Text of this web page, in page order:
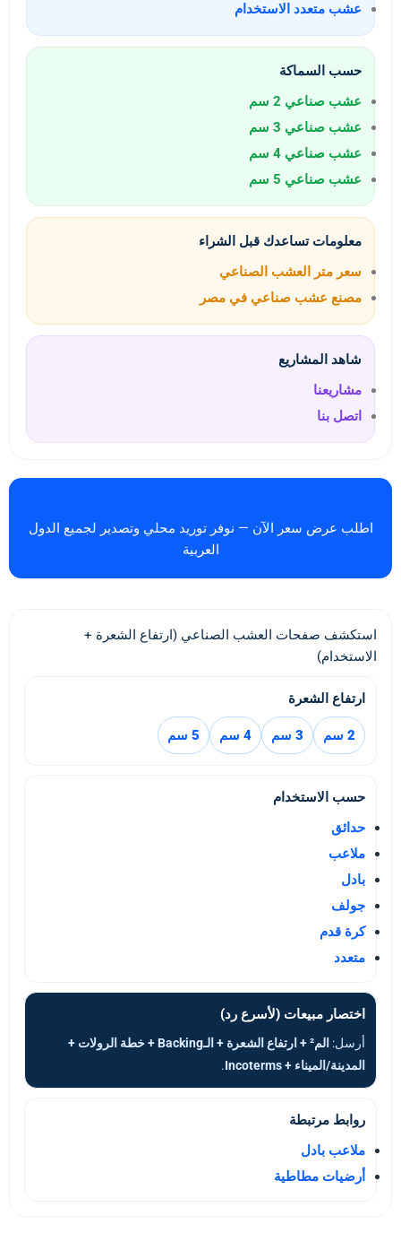
عشب متعدد الاستخدام
حسب السماكة
عشب صناعي 2 سم
عشب صناعي 3 سم
عشب صناعي 4 سم
عشب صناعي 5 سم
معلومات تساعدك قبل الشراء
سعر متر العشب الصناعي
مصنع عشب صناعي في مصر
شاهد المشاريع
مشاريعنا
اتصل بنا
اطلب عرض سعر الآن — نوفر توريد محلي وتصدير لجميع الدول
العربية
استكشف صفحات العشب الصناعي (ارتفاع الشعرة +
الاستخدام)
ارتفاع الشعرة
2 سم 3 سم 4 سم 5 سم
حسب الاستخدام
حدائق
ملاعب
بادل
جولف
كرة قدم
متعدد
اختصار مبيعات (لأسرع رد)
أرسل:
الم² + ارتفاع الشعرة + الـBacking + خطة الرولات +
المدينة/الميناء + Incoterms
.
روابط مرتبطة
ملاعب بادل
أرضيات مطاطية